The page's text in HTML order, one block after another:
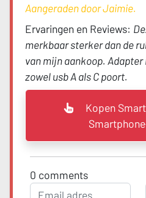
Aangeraden door Jaimie.
Ervaringen en Reviews:
merkbaar sterker dan de
van mijn aankoop.
zowel usb A als C poort.
Kopen
0 comments